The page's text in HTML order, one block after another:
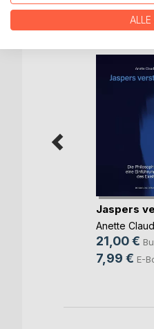
Jaspers
Anette
21,00 €
7,99 € E-
ALLE